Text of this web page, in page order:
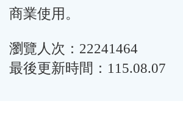
商業使用。
瀏覽人次：22241464
最後更新時間：115.08.07